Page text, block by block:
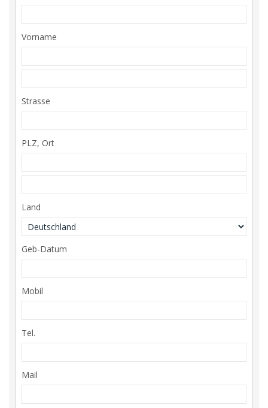
Vorname
Strasse
PLZ, Ort
Land
Geb-Datum
Mobil
Tel.
Mail